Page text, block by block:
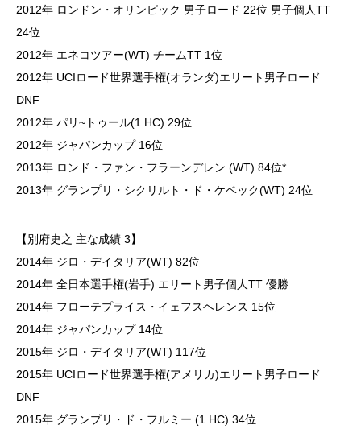
2012年 ロンドン・オリンピック 男子ロード 22位 男子個人TT
24位
2012年 エネコツアー(WT) チームTT 1位
2012年 UCIロード世界選手権(オランダ)エリート男子ロード
DNF
2012年 パリ~トゥール(1.HC) 29位
2012年 ジャパンカップ 16位
2013年 ロンド・ファン・フラーンデレン (WT) 84位*
2013年 グランプリ・シクリルト・ド・ケベック(WT) 24位
【別府史之 主な成績 3】
2014年 ジロ・デイタリア(WT) 82位
2014年 全日本選手権(岩手) エリート男子個人TT 優勝
2014年 フローテプライス・イェフスヘレンス 15位
2014年 ジャパンカップ 14位
2015年 ジロ・デイタリア(WT) 117位
2015年 UCIロード世界選手権(アメリカ)エリート男子ロード
DNF
2015年 グランプリ・ド・フルミー (1.HC) 34位